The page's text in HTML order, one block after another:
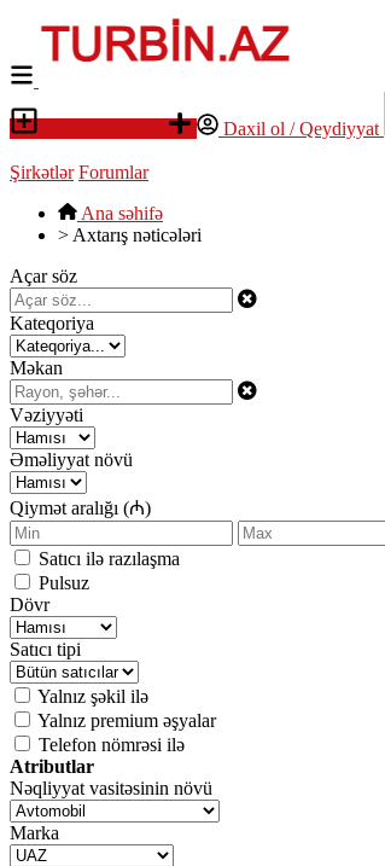
Daxil ol / Qeydiyyat
Şirkətlər Forumlar
Ana səhifə
> Axtarış nəticələri
Açar söz
Kateqoriya
Məkan
Vəziyyəti
Əməliyyat növü
Qiymət aralığı (₼)
Satıcı ilə razılaşma
Pulsuz
Dövr
Satıcı tipi
Yalnız şəkil ilə
Yalnız premium əşyalar
Telefon nömrəsi ilə
Atributlar
Nəqliyyat vasitəsinin növü
Marka